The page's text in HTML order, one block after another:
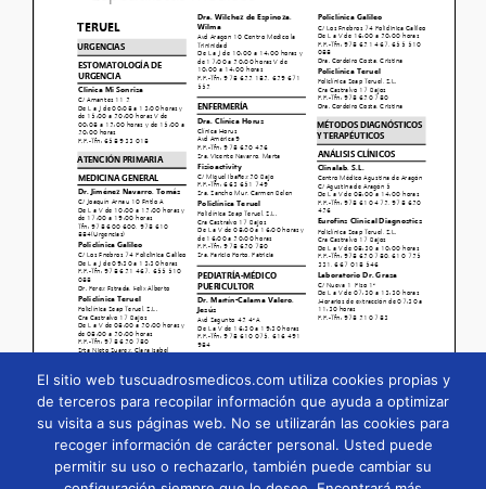
Página1/148 Zoom100%
El sitio web tuscuadrosmedicos.com utiliza cookies propias y
de terceros para recopilar información que ayuda a optimizar
su visita a sus páginas web. No se utilizarán las cookies para
recoger información de carácter personal. Usted puede
permitir su uso o rechazarlo, también puede cambiar su